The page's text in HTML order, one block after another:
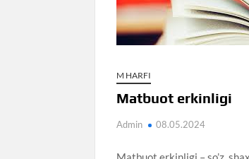
M HARFI
Matbuot erkinligi
Admin 08.05.2024